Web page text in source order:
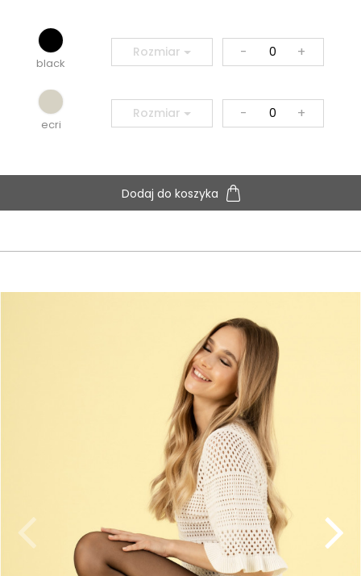
black
Rozmiar - +
ecri
Rozmiar - +
Dodaj do koszyka